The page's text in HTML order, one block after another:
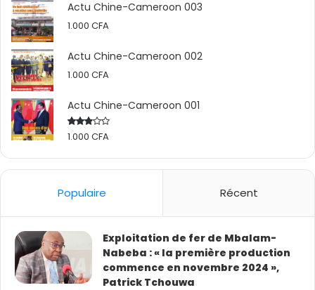
Actu Chine-Cameroon 003
1.000 CFA
Actu Chine-Cameroon 002
1.000 CFA
Actu Chine-Cameroon 001
Rated
of 5
1.000 CFA
Populaire Récent
Exploitation de fer de Mbalam-
Nabeba : « la première production
commence en novembre 2024 »,
Patrick Tchouwa